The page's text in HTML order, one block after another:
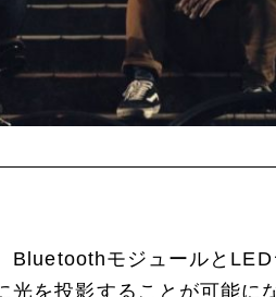
Bluetoothモジュールと
光を投影することが可能